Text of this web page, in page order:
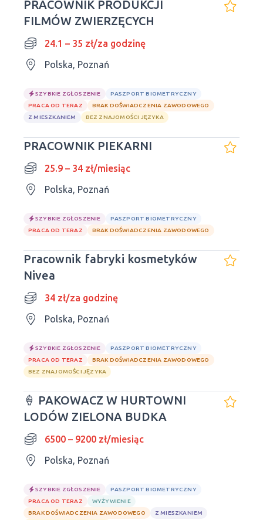
PRACOWNIK PRODUKCJI
FILMÓW ZWIERZĘCYCH
24.1 – 35 zł/za godzinę
Polska, Poznań
SZYBKIE ZGŁOSZENIE
PASZPORT BIOMETRYCZNY
PRACA OD TERAZ
BRAK DOŚWIADCZENIA ZAWODOWEGO
Z MIESZKANIEM
BEZ ZNAJOMOŚCI JĘZYKA
PRACOWNIK PIEKARNI
25.9 – 34 zł/miesiąc
Polska, Poznań
SZYBKIE ZGŁOSZENIE
PASZPORT BIOMETRYCZNY
PRACA OD TERAZ
BRAK DOŚWIADCZENIA ZAWODOWEGO
Pracownik fabryki kosmetyków
Nivea
34 zł/za godzinę
Polska, Poznań
SZYBKIE ZGŁOSZENIE
PASZPORT BIOMETRYCZNY
PRACA OD TERAZ
BRAK DOŚWIADCZENIA ZAWODOWEGO
BEZ ZNAJOMOŚCI JĘZYKA
🍦 PAKOWACZ W HURTOWNI
LODÓW ZIELONA BUDKA
6500 – 9200 zł/miesiąc
Polska, Poznań
SZYBKIE ZGŁOSZENIE
PASZPORT BIOMETRYCZNY
PRACA OD TERAZ
WYŻYWIENIE
BRAK DOŚWIADCZENIA ZAWODOWEGO
Z MIESZKANIEM